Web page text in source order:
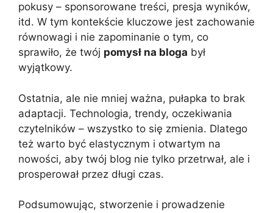
pokusy – sponsorowane treści, presja wyników,
itd. W tym kontekście kluczowe jest zachowanie
równowagi i nie zapominanie o tym, co
sprawiło, że twój pomysł na bloga był
wyjątkowy.
Ostatnia, ale nie mniej ważna, pułapka to brak
adaptacji. Technologia, trendy, oczekiwania
czytelników – wszystko to się zmienia. Dlatego
też warto być elastycznym i otwartym na
nowości, aby twój blog nie tylko przetrwał, ale i
prosperował przez długi czas.
Podsumowując, stworzenie i prowadzenie